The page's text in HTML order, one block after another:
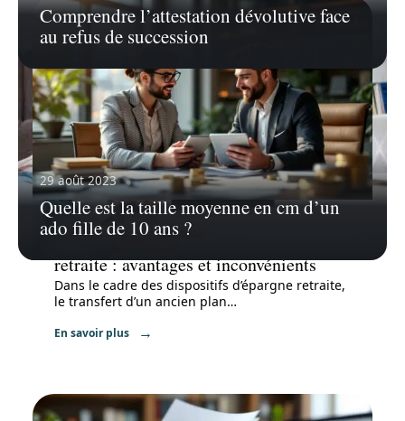
Comprendre l’attestation dévolutive face
au refus de succession
29 août 2023
Quelle est la taille moyenne en cm d’un
ado fille de 10 ans ?
21 janvier 2026
retraite : avantages et inconvénients
Dans le cadre des dispositifs d’épargne retraite,
le transfert d’un ancien plan…
En savoir plus